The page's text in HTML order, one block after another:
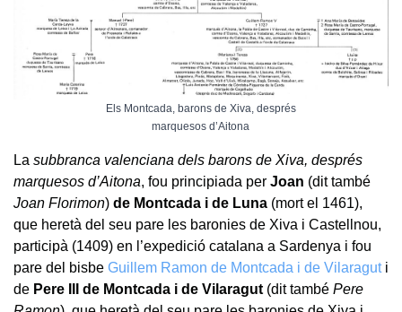
Els Montcada, barons de Xiva, després
marquesos d’Aitona
La subbranca valenciana dels barons de Xiva, després
marquesos d’Aitona, fou principiada per Joan (dit també
Joan Florimon) de Montcada i de Luna (mort el 1461),
que heretà del seu pare les baronies de Xiva i Castellnou,
participà (1409) en l’expedició catalana a Sardenya i fou
pare del bisbe Guillem Ramon de Montcada i de Vilaraguti
de Pere III de Montcada i de Vilaragut (dit també Pere